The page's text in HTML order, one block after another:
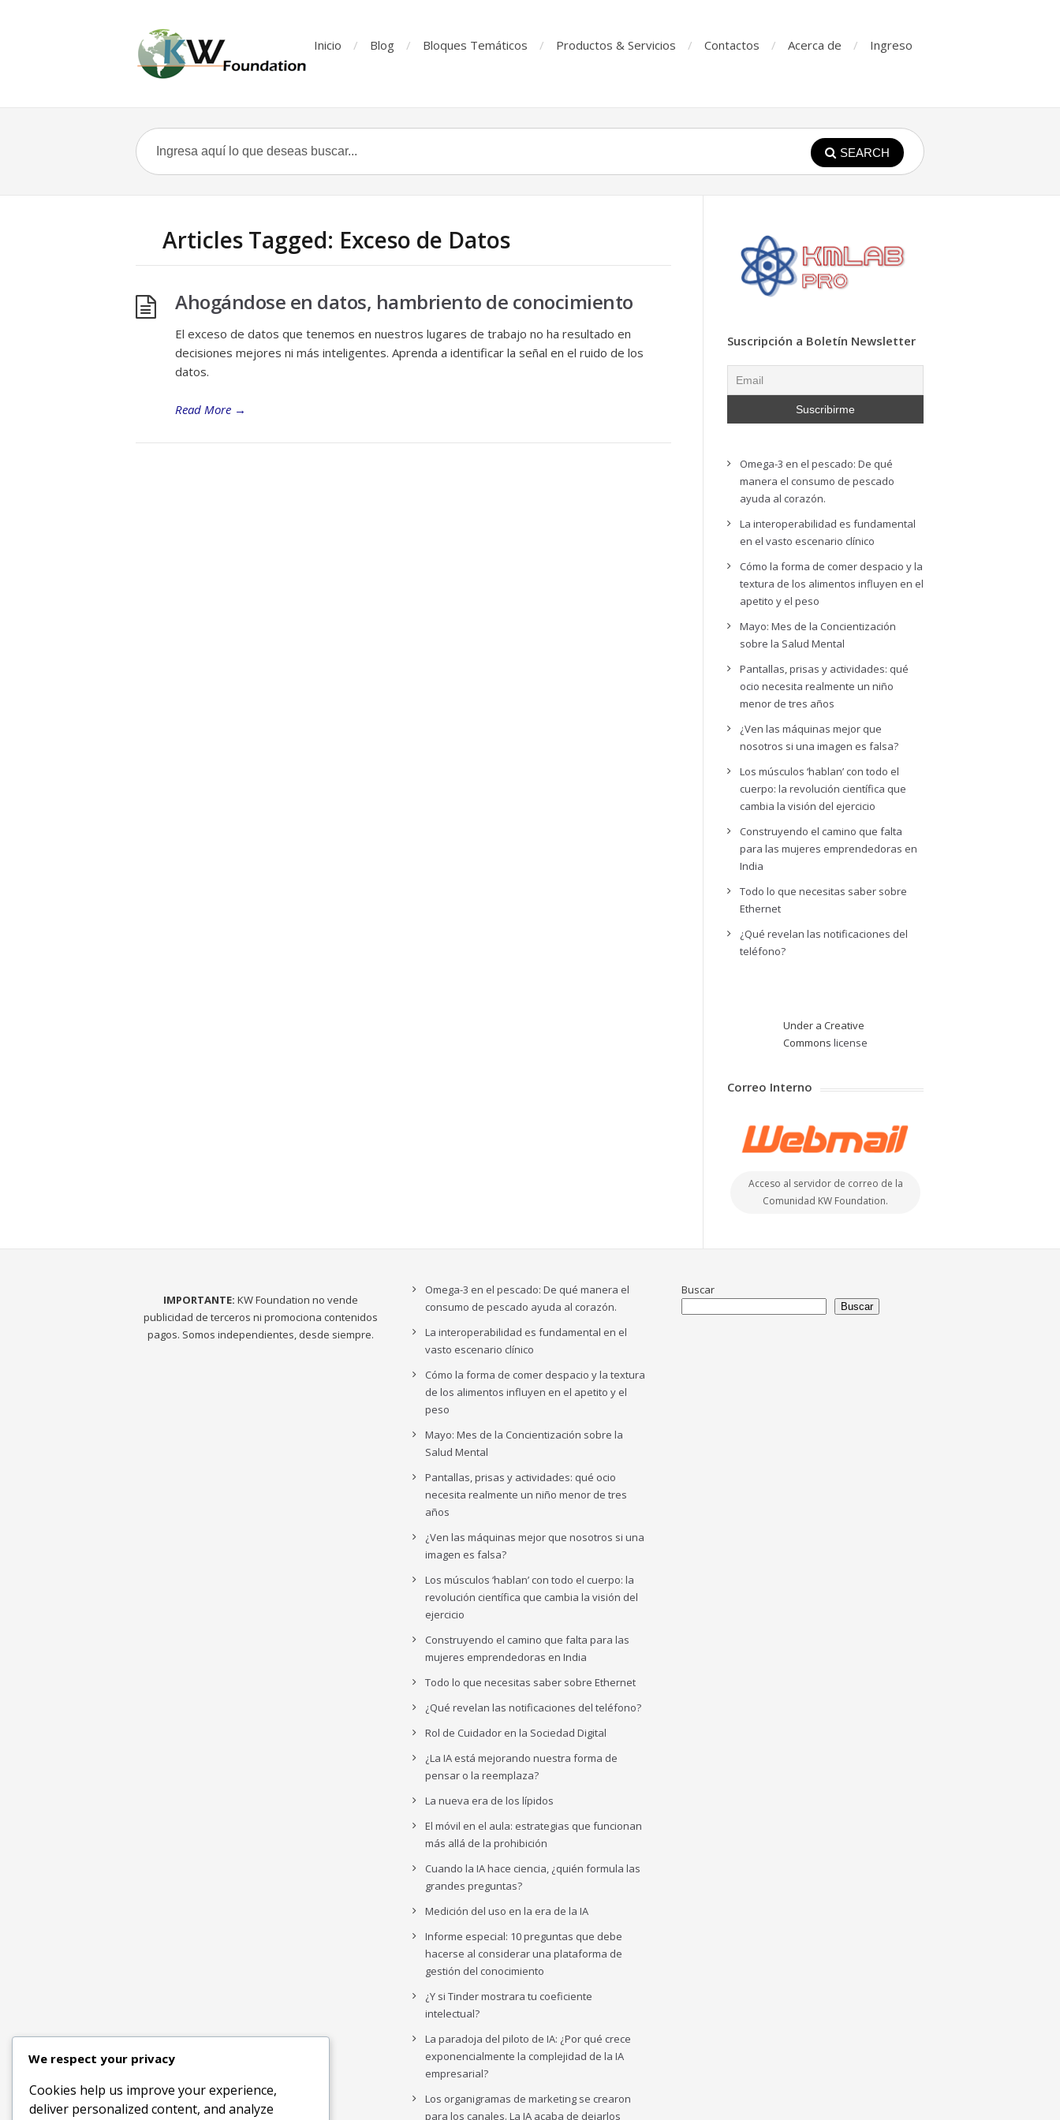
Inicio Blog Bloques Temáticos Productos & Servicios Contactos Acerca de Ingreso
SEARCH
Articles Tagged: Exceso de Datos
Ahogándose en datos, hambriento de conocimiento
El exceso de datos que tenemos en nuestros lugares de trabajo no ha resultado en
decisiones mejores ni más inteligentes. Aprenda a identificar la señal en el ruido de los
datos.
Read More →
Suscripción a Boletín Newsletter
Omega-3 en el pescado: De qué
manera el consumo de pescado
ayuda al corazón.
La interoperabilidad es fundamental
en el vasto escenario clínico
Cómo la forma de comer despacio y la
textura de los alimentos influyen en el
apetito y el peso
Mayo: Mes de la Concientización
sobre la Salud Mental
Pantallas, prisas y actividades: qué
ocio necesita realmente un niño
menor de tres años
¿Ven las máquinas mejor que
nosotros si una imagen es falsa?
Los músculos ‘hablan’ con todo el
cuerpo: la revolución científica que
cambia la visión del ejercicio
Construyendo el camino que falta
para las mujeres emprendedoras en
India
Todo lo que necesitas saber sobre
Ethernet
¿Qué revelan las notificaciones del
teléfono?
Under a Creative
Commons license
Correo Interno
Acceso al servidor de correo de la
Comunidad KW Foundation.
IMPORTANTE: KW Foundation no vende
publicidad de terceros ni promociona contenidos
pagos. Somos independientes, desde siempre.
Omega-3 en el pescado: De qué manera el
consumo de pescado ayuda al corazón.
La interoperabilidad es fundamental en el
vasto escenario clínico
Cómo la forma de comer despacio y la textura
de los alimentos influyen en el apetito y el
peso
Mayo: Mes de la Concientización sobre la
Salud Mental
Pantallas, prisas y actividades: qué ocio
necesita realmente un niño menor de tres
años
¿Ven las máquinas mejor que nosotros si una
imagen es falsa?
Los músculos ‘hablan’ con todo el cuerpo: la
revolución científica que cambia la visión del
ejercicio
Construyendo el camino que falta para las
mujeres emprendedoras en India
Todo lo que necesitas saber sobre Ethernet
¿Qué revelan las notificaciones del teléfono?
Rol de Cuidador en la Sociedad Digital
¿La IA está mejorando nuestra forma de
pensar o la reemplaza?
La nueva era de los lípidos
El móvil en el aula: estrategias que funcionan
más allá de la prohibición
Cuando la IA hace ciencia, ¿quién formula las
grandes preguntas?
Medición del uso en la era de la IA
Informe especial: 10 preguntas que debe
hacerse al considerar una plataforma de
gestión del conocimiento
¿Y si Tinder mostrara tu coeficiente
intelectual?
La paradoja del piloto de IA: ¿Por qué crece
exponencialmente la complejidad de la IA
empresarial?
Los organigramas de marketing se crearon
para los canales. La IA acaba de dejarlos
Buscar
Buscar
We respect your privacy
Cookies help us improve your experience,
deliver personalized content, and analyze